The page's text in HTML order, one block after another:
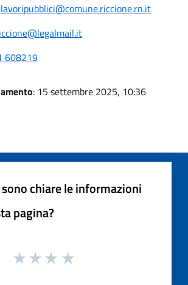
lavoripubblici@comune.riccione.rn.it
608219
: 15 settembre 2025, 10:36
chiare le informazioni
pagina?